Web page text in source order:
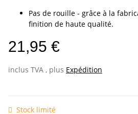
Pas de rouille - grâce à la
finition de haute qualité.
21,95 €
inclus TVA , plus Expédition
Stock limité